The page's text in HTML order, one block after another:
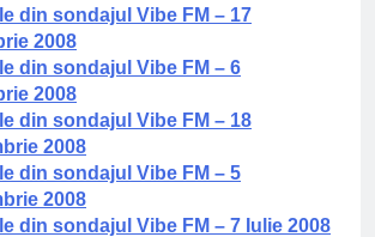
din sondajul Vibe FM – 17
2008
din sondajul Vibe FM – 6
2008
din sondajul Vibe FM – 18
2008
din sondajul Vibe FM – 5
2008
din sondajul Vibe FM – 7 Iulie 2008